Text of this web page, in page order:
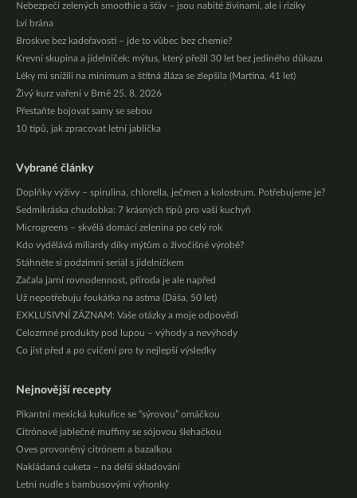
Nebezpečí zelených smoothie a šťáv – jsou nabité živinami, ale i riziky
Lví brána
Broskve bez kadeřavosti – jde to vůbec bez chemie?
Krevní skupina a jídelníček: mýtus, který přežil 30 let bez jediného důkazu
Léky mi snížili na minimum a štítná žláza se zlepšila (Martina, 41 let)
Živý kurz vaření v Brně 25. 8. 2026
Přestaňte bojovat samy se sebou
10 tipů, jak zpracovat letní jablíčka
Vybrané články
Doplňky výživy – spirulina, chlorella, ječmen a kolostrum. Potřebujeme je?
Sedmikráska chudobka: 7 krásných tipů pro vaši kuchyň
Microgreens – skvělá domácí zelenina po celý rok
Kdo vydělává miliardy díky mýtům o živočišné výrobě?
Stáhněte si podzimní seriál s jídelníčkem
Začala jarní rovnodennost, příroda je ale napřed
Už nepotřebuju foukátka na astma (Dáša, 50 let)
EXKLUSIVNÍ ZÁZNAM: Vaše otázky a moje odpovědi
Celozrnné produkty pod lupou – výhody a nevýhody
Co jíst před a po cvičení pro ty nejlepší výsledky
Nejnovější recepty
Pikantní mexická kukuřice se “sýrovou” omáčkou
Citrónové jablečné muffiny se sójovou šlehačkou
Oves provoněný citrónem a bazalkou
Nakládaná cuketa – na delší skladování
Letní nudle s bambusovými výhonky